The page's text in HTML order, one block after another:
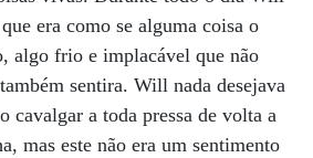
era como se alguma coisa o
algo frio e implacável que não
sentira. Will nada desejava
cavalgar a toda pressa de volta a
mas este não era um sentimento